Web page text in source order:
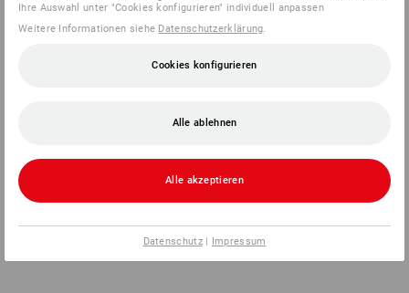
Ihre Auswahl unter "Cookies konfigurieren" individuell anpassen
Weitere Informationen siehe Datenschutzerklärung.
Cookies konfigurieren
Alle ablehnen
Alle akzeptieren
Datenschutz| Impressum